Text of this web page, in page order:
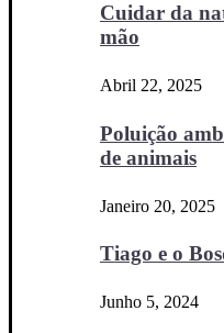
Cuidar da
mão
Abril 22, 2025
Poluição
de animais
Janeiro 20, 2025
Tiago e o
Junho 5, 2024